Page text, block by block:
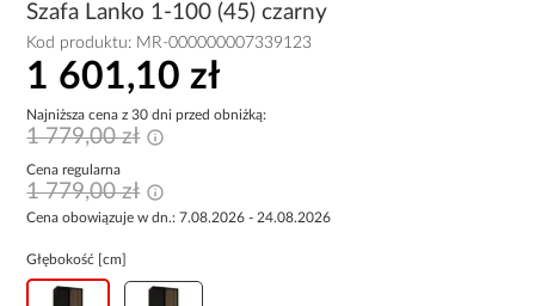
Szafa Lanko 1-100 (45) czarny
Kod produktu: MR-000000007339123
1 601,10 zł
Najniższa cena z 30 dni przed obniżką:
1 779,00 zł
Cena regularna
1 779,00 zł
Cena obowiązuje w dn.: 7.08.2026 - 24.08.2026
Głębokość [cm]